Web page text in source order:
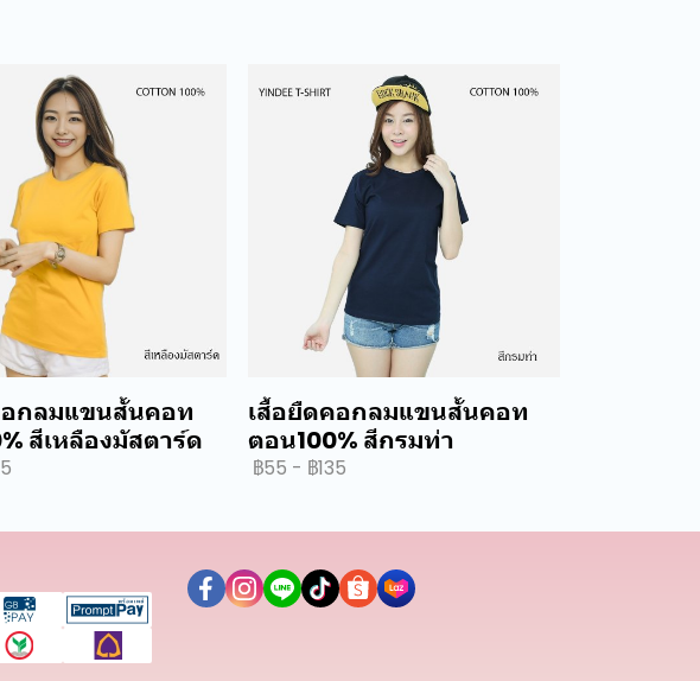
กลมแขนสั้นคอท
สีเหลืองมัสตาร์ด
เสื้อยืดคอกลมแขนสั้นคอท
ตอน100% สีกรมท่า
฿55 - ฿135